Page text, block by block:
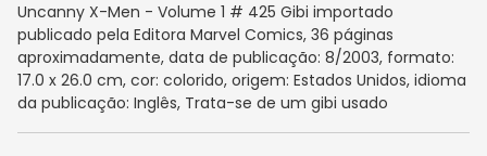
Uncanny X-Men - Volume 1 # 425 Gibi importado
publicado pela Editora Marvel Comics, 36 páginas
aproximadamente, data de publicação: 8/2003, formato:
17.0 x 26.0 cm, cor: colorido, origem: Estados Unidos, idioma
da publicação: Inglês, Trata-se de um gibi usado